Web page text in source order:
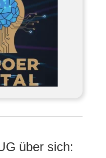
über sich: